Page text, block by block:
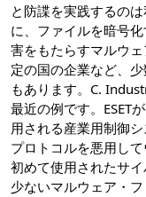
と防諜を実践するの
に、ファイルを暗号
害をもたらすマルウ
定の国の企業など、
もあります。C.
最近の例です。ESET
用される産業用制御
プロトコルを悪用し
初めて使用されたサ
少ないマルウェア・フ